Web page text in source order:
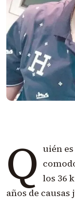
Q uién
los 36
años de